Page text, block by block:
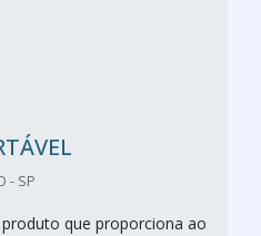
- SP
que proporciona ao